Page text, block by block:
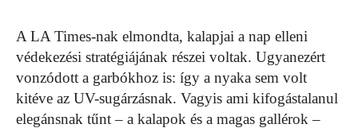
A LA Times-nak elmondta, kalapjai a nap elleni
védekezési stratégiájának részei voltak. Ugyanezért
vonzódott a garbókhoz is: így a nyaka sem volt
kitéve az UV-sugárzásnak. Vagyis ami kifogástalanul
elegánsnak tűnt – a kalapok és a magas gallérok –